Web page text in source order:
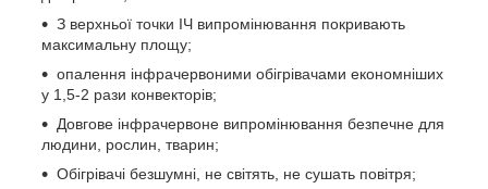
З верхньої точки ІЧ випромінювання покривають
максимальну площу;
опалення інфрачервоними обігрівачами економніших
у 1,5-2 рази конвекторів;
Довгове інфрачервоне випромінювання безпечне для
людини, рослин, тварин;
Обігрівачі безшумні, не світять, не сушать повітря;